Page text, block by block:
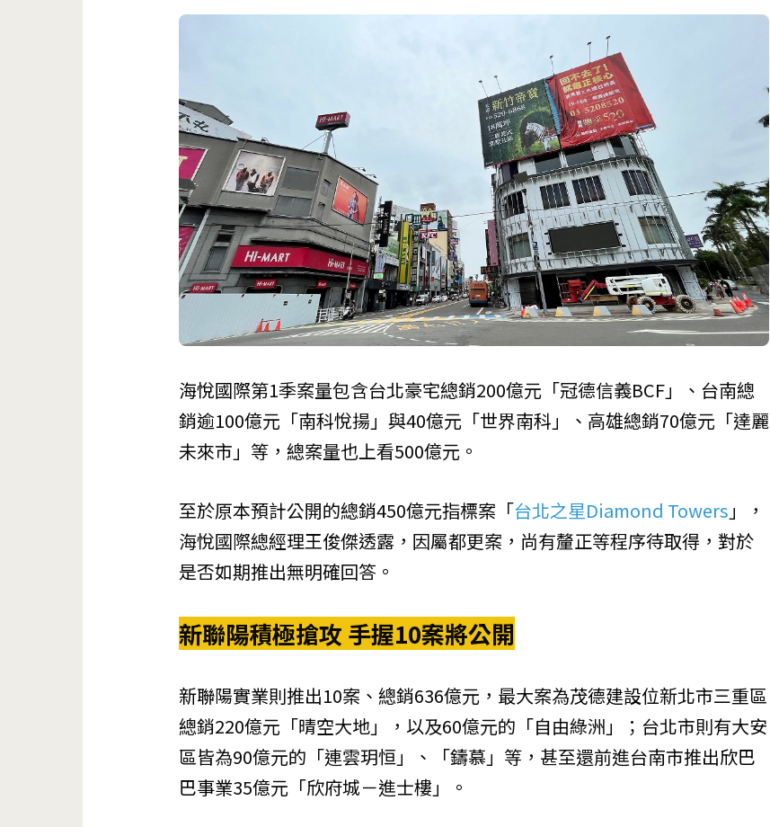
海悅國際第1季案量包含台北豪宅總銷200億元「冠德信義BCF」、台南總
銷逾100億元「南科悅揚」與40億元「世界南科」、高雄總銷70億元「達麗
未來市」等，總案量也上看500億元。
至於原本預計公開的總銷450億元指標案「台北之星Diamond Towers 」，
海悅國際總經理王俊傑透露，因屬都更案，尚有釐正等程序待取得，對於
是否如期推出無明確回答。
新聯陽積極搶攻 手握10案將公開
新聯陽實業則推出10案、總銷636億元，最大案為茂德建設位新北市三重區
總銷220億元「晴空大地」，以及60億元的「自由綠洲」；台北市則有大安
區皆為90億元的「連雲玥恒」、「鑄慕」等，甚至還前進台南市推出欣巴
巴事業35億元「欣府城－進士樓」。